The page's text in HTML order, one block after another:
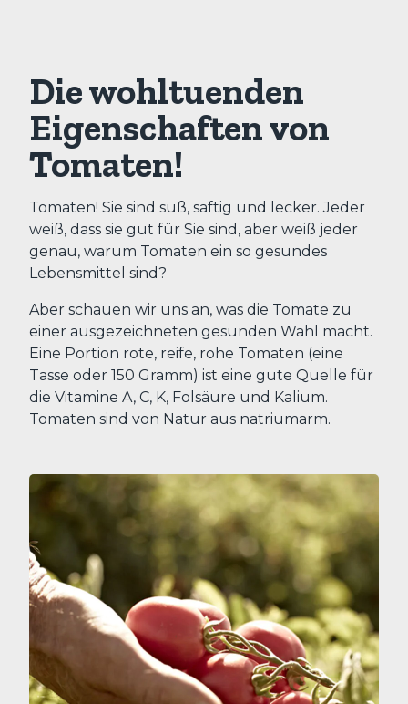
Die wohltuenden
Eigenschaften von
Tomaten!
Tomaten! Sie sind süß, saftig und lecker. Jeder
weiß, dass sie gut für Sie sind, aber weiß jeder
genau, warum Tomaten ein so gesundes
Lebensmittel sind?
Aber schauen wir uns an, was die Tomate zu
einer ausgezeichneten gesunden Wahl macht.
Eine Portion rote, reife, rohe Tomaten (eine
Tasse oder 150 Gramm) ist eine gute Quelle für
die Vitamine A, C, K, Folsäure und Kalium.
Tomaten sind von Natur aus natriumarm.